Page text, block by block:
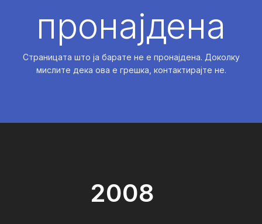
пронајдена
Страницата што ја барате не е пронајдена. Доколку
мислите дека ова е грешка, контактирајте не.
2008